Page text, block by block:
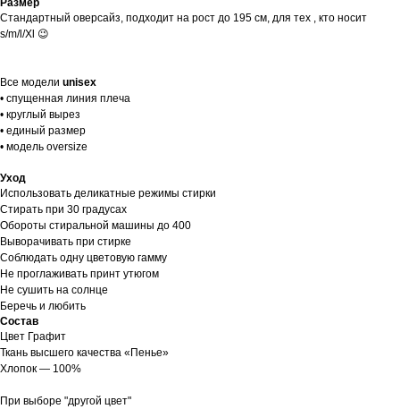
Размер
Стандартный оверсайз, подходит на рост до 195 см, для тех , кто носит
s/m/l/Xl 😉
Все модели unisex
• спущенная линия плеча
• круглый вырез
• единый размер
• модель oversize
Уход
Использовать деликатные режимы стирки
Стирать при 30 градусах
Обороты стиральной машины до 400
Выворачивать при стирке
Соблюдать одну цветовую гамму
Не проглаживать принт утюгом
Не сушить на солнце
Беречь и любить
Состав
Цвет Графит
Ткань высшего качества «Пенье»
Хлопок — 100%
При выборе "другой цвет"